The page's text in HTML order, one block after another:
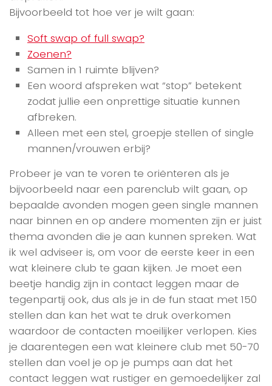
Bijvoorbeeld tot hoe ver je wilt gaan:
Soft swap of full swap?
Zoenen?
Samen in 1 ruimte blijven?
Een woord afspreken wat “stop” betekent
zodat jullie een onprettige situatie kunnen
afbreken.
Alleen met een stel, groepje stellen of single
mannen/vrouwen erbij?
Probeer je van te voren te oriënteren als je
bijvoorbeeld naar een parenclub wilt gaan, op
bepaalde avonden mogen geen single mannen
naar binnen en op andere momenten zijn er juist
thema avonden die je aan kunnen spreken. Wat
ik wel adviseer is, om voor de eerste keer in een
wat kleinere club te gaan kijken. Je moet een
beetje handig zijn in contact leggen maar de
tegenpartij ook, dus als je in de fun staat met 150
stellen dan kan het wat te druk overkomen
waardoor de contacten moeilijker verlopen. Kies
je daarentegen een wat kleinere club met 50-70
stellen dan voel je op je pumps aan dat het
contact leggen wat rustiger en gemoedelijker zal